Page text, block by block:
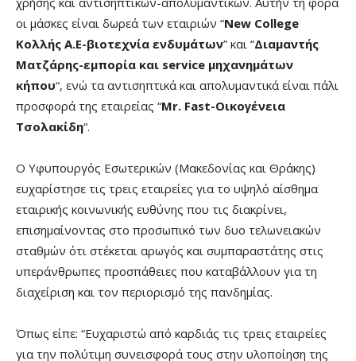
οι μάσκες είναι δωρεά των εταιριών “New College
Κολλής Α.Ε-βιοτεχνία ενδυμάτων” και “Διαμαντής
Ματζάρης-εμπορία και service μηχανημάτων
κήπου“, ενώ τα αντισηπτικά και απολυμαντικά είναι πάλι
προσφορά της εταιρείας “Mr. Fast-Οικογένεια
Τσολακίδη“.
Ο Υφυπουργός Εσωτερικών (Μακεδονίας και Θράκης)
ευχαρίστησε τις τρεις εταιρείες για το υψηλό αίσθημα
εταιρικής κοινωνικής ευθύνης που τις διακρίνει,
επισημαίνοντας στο προσωπικό των δυο τελωνειακών
σταθμών ότι στέκεται αρωγός και συμπαραστάτης στις
υπεράνθρωπες προσπάθειες που καταβάλλουν για τη
διαχείριση και τον περιορισμό της πανδημίας.
Όπως είπε: “Ευχαριστώ από καρδιάς τις τρεις εταιρείες
για την πολύτιμη συνεισφορά τους στην υλοποίηση της